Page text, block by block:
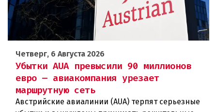
Четверг, 6 Августа 2026
Убытки AUA превысили 90 миллионов
евро — авиакомпания урезает
маршрутную сеть
Австрийские авиалинии (AUA) терпят серьезные